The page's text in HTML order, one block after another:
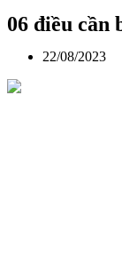
06 điều cần
22/08/2023